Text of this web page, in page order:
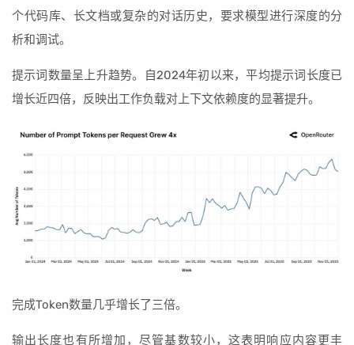
个代码库、长文档或复杂的对话历史，要求模型进行深度的分
析和调试。
提示词数量呈上升趋势。自2024年初以来，平均提示词长度已
增长近四倍，反映出工作负载对上下文依赖度的显著提升。
完成Token数量几乎增长了三倍。
输出长度也有所增加，尽管基数较小，这表明响应内容更丰